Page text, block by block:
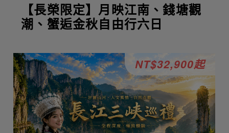
【長榮限定】月映江南、錢塘觀
潮、蟹逅金秋自由行六日
NT$32,900起